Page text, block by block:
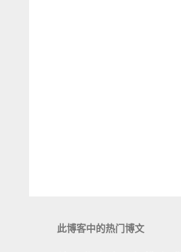
此博客中的热门博文